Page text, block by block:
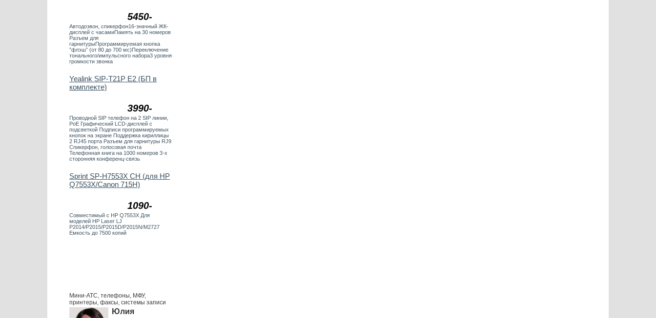
5450-
Автодозвон, спикерфон16-значный ЖК-
дисплей с часамиПамять на 30 номеров
Разъем для
гарнитурыПрограммируемая кнопка
”флэш” (от 80 до 700 мс)Переключение
тонального/импульсного набора3 уровня
громкости звонка
3990-
Yealink SIP-T21P E2 (БП в
комплекте)
Проводной SIP телефон на 2 SIP линии,
PoE Графический LCD-дисплей с
подсветкой Подписи программируемых
кнопок на экране Поддержка кириллицы
2 RJ45 порта Разъем для гарнитуры RJ9
Спикерфон, голосовая почта
Телефонная книга на 1000 номеров 3-х
сторонняя конференц-связь
1090-
Sprint SP-H7553X CH (для HP
Q7553X/Canon 715H)
Совместимый с HP Q7553X Для
моделей HP Laser LJ
P2014/P2015/P2015D/P2015N/M2727
Емкость до 7500 копий
Мини-АТС, телефоны, МФУ,
принтеры, факсы, системы записи
Юлия